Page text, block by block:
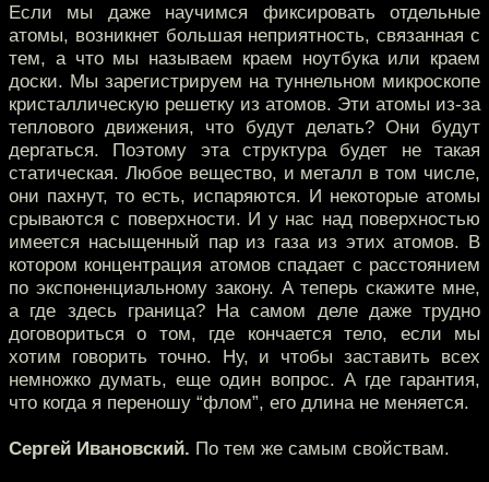
Если мы даже научимся фиксировать отдельные
атомы, возникнет большая неприятность, связанная с
тем, а что мы называем краем ноутбука или краем
доски. Мы зарегистрируем на туннельном микроскопе
кристаллическую решетку из атомов. Эти атомы из-за
теплового движения, что будут делать? Они будут
дергаться. Поэтому эта структура будет не такая
статическая. Любое вещество, и металл в том числе,
они пахнут, то есть, испаряются. И некоторые атомы
срываются с поверхности. И у нас над поверхностью
имеется насыщенный пар из газа из этих атомов. В
котором концентрация атомов спадает с расстоянием
по экспоненциальному закону. А теперь скажите мне,
а где здесь граница? На самом деле даже трудно
договориться о том, где кончается тело, если мы
хотим говорить точно. Ну, и чтобы заставить всех
немножко думать, еще один вопрос. А где гарантия,
что когда я переношу “флом”, его длина не меняется.
Сергей Ивановский. По тем же самым свойствам.